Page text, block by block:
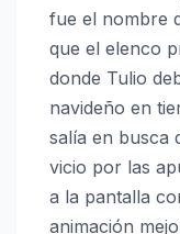
fue el nombre
que el elenco
donde Tulio
navideño en
salía en busca
vicio por las
a la pantalla
animación